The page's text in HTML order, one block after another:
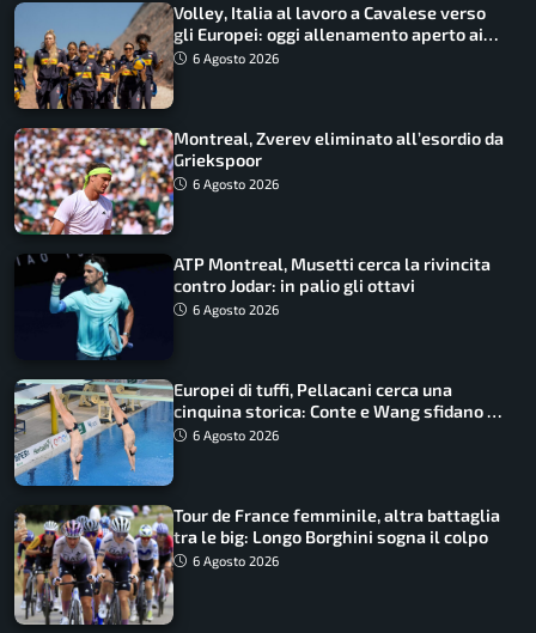
Volley, Italia al lavoro a Cavalese verso
gli Europei: oggi allenamento aperto ai
tifosi
6 Agosto 2026
Montreal, Zverev eliminato all’esordio da
Griekspoor
6 Agosto 2026
ATP Montreal, Musetti cerca la rivincita
contro Jodar: in palio gli ottavi
6 Agosto 2026
Europei di tuffi, Pellacani cerca una
cinquina storica: Conte e Wang sfidano la
piattaforma
6 Agosto 2026
Tour de France femminile, altra battaglia
tra le big: Longo Borghini sogna il colpo
6 Agosto 2026